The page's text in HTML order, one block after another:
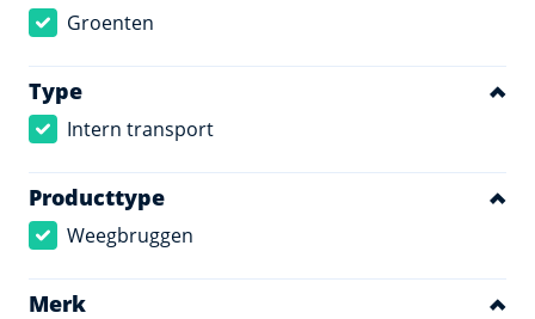
Groenten
Type
Intern transport
Producttype
Weegbruggen
Merk